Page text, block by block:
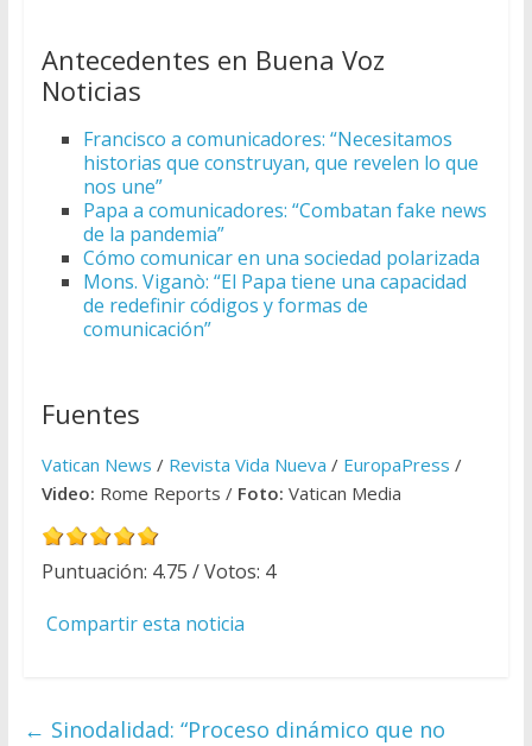
Antecedentes en Buena Voz
Noticias
Francisco a comunicadores: “Necesitamos
historias que construyan, que revelen lo que
nos une”
Papa a comunicadores: “Combatan fake news
de la pandemia”
Cómo comunicar en una sociedad polarizada
Mons. Viganò: “El Papa tiene una capacidad
de redefinir códigos y formas de
comunicación”
Fuentes
Vatican News / Revista Vida Nueva / EuropaPress /
Video: Rome Reports / Foto: Vatican Media
Puntuación: 4.75 / Votos: 4
Compartir esta noticia
← Sinodalidad: “Proceso dinámico que no